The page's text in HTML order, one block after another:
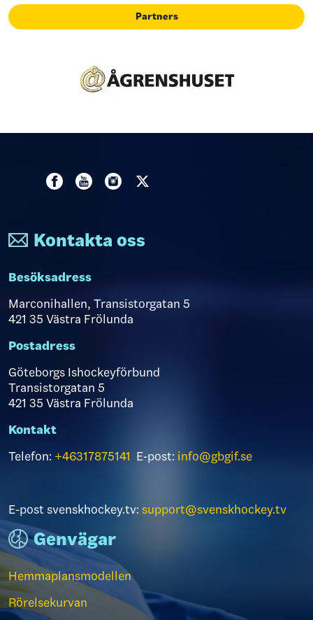
Partners
Kontakta oss
Besöksadress
Marconihallen, Transistorgatan 5
421 35 Västra Frölunda
Postadress
Göteborgs Ishockeyförbund
Transistorgatan 5
421 35 Västra Frölunda
Kontakt
Telefon: +46317875141 E-post: info@gbgif.se
E-post svenskhockey.tv: support@svenskhockey.tv
Genvägar
Hemmaplansmodellen
Rörelsekurvan